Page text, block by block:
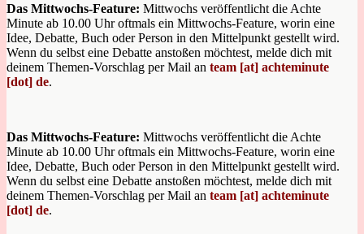
Das Mittwochs-Feature: Mittwochs veröffentlicht die Achte
Minute ab 10.00 Uhr oftmals ein Mittwochs-Feature, worin eine
Idee, Debatte, Buch oder Person in den Mittelpunkt gestellt wird.
Wenn du selbst eine Debatte anstoßen möchtest, melde dich mit
deinem Themen-Vorschlag per Mail an team [at] achteminute
[dot] de.
Das Mittwochs-Feature: Mittwochs veröffentlicht die Achte
Minute ab 10.00 Uhr oftmals ein Mittwochs-Feature, worin eine
Idee, Debatte, Buch oder Person in den Mittelpunkt gestellt wird.
Wenn du selbst eine Debatte anstoßen möchtest, melde dich mit
deinem Themen-Vorschlag per Mail an team [at] achteminute
[dot] de.